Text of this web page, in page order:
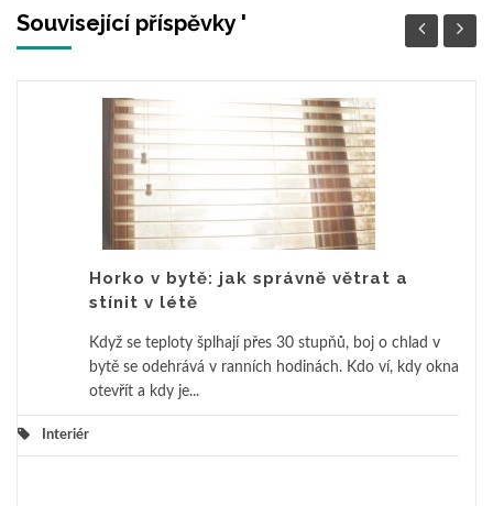
Související příspěvky '
Horko v bytě: jak správně větrat a
stínit v létě
Když se teploty šplhají přes 30 stupňů, boj o chlad v
bytě se odehrává v ranních hodinách. Kdo ví, kdy okna
otevřít a kdy je...
Interiér